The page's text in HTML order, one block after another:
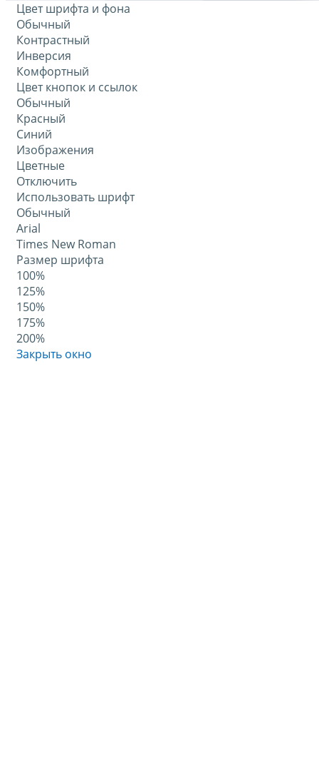
Цвет шрифта и фона
Обычный
Контрастный
Инверсия
Комфортный
Цвет кнопок и ссылок
Обычный
Красный
Синий
Изображения
Цветные
Отключить
Использовать шрифт
Обычный
Arial
Times New Roman
Размер шрифта
100%
125%
150%
175%
200%
Закрыть окно